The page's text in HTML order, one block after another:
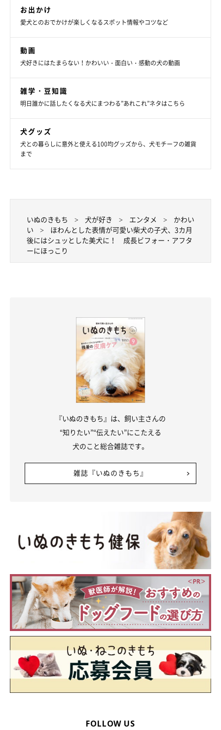
お出かけ
愛犬とのおでかけが楽しくなるスポット情報やコツなど
動画
犬好きにはたまらない！かわいい・面白い・感動の犬の動画
雑学・豆知識
明日誰かに話したくなる犬にまつわる”あれこれ”ネタはこちら
犬グッズ
犬との暮らしに意外と使える100均グッズから、犬モチーフの雑貨
まで
いぬのきもち 犬が好き エンタメ
かわい
い
ほわんとした表情が可愛い柴犬の子犬、3カ月
後にはシュッとした美犬に！ 成長ビフォー・アフタ
ーにほっこり
『いぬのきもち』は、飼い主さんの
“知りたい”“伝えたい”にこたえる
犬のこと総合雑誌です。
雑誌『いぬのきもち』
FOLLOW US